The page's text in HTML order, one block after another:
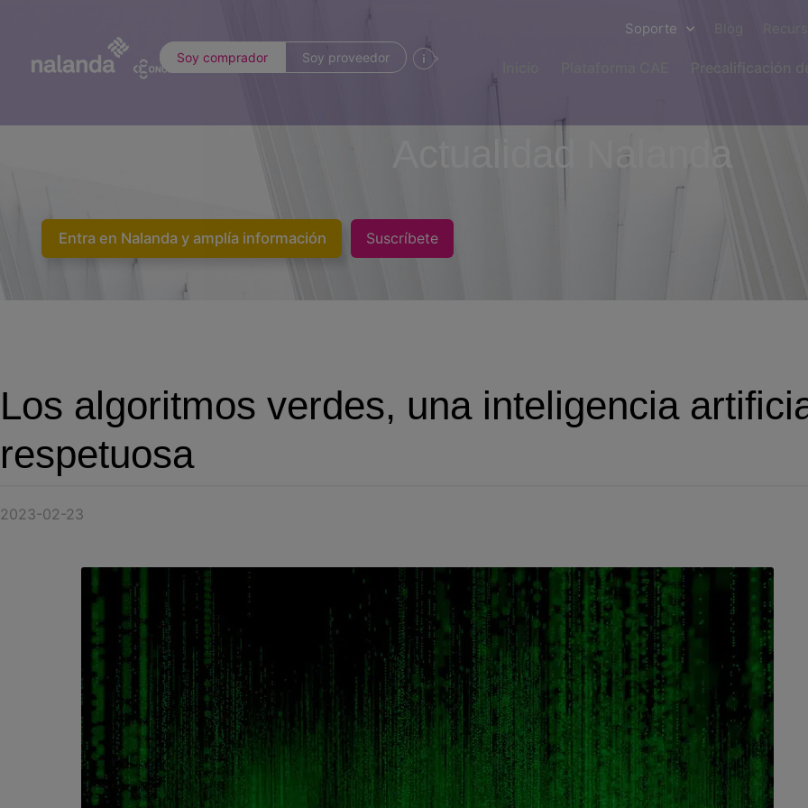
Soy comprador Soy proveedor
Soporte
Precalificación
Actualidad Nalanda
Entra en Nalanda y amplía información Suscríbete
Los algoritmos verdes, una inteligencia
respetuosa
2023-02-23